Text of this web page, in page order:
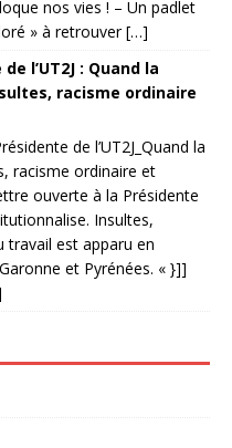
nos vies ! – Un padlet
» à retrouver […]
l’UT2J : Quand la
racisme ordinaire
de l’UT2J_Quand la
racisme ordinaire et
ouverte à la Présidente
Insultes,
travail est apparu en
et Pyrénées. « }]]